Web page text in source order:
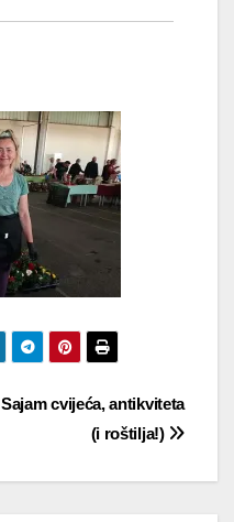
Sajam cvijeća, antikviteta
(i roštilja!)